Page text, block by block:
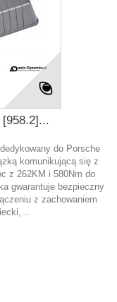
do Porsche
komunikującą się z
z 262KM i 580Nm do
gwarantuje bezpieczny
z zachowaniem